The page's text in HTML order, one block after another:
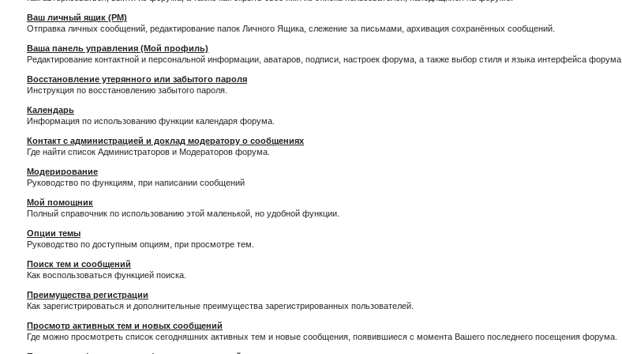
Ваш личный ящик (PM)
Отправка личных сообщений, редактирование папок Личного Ящика, слежение за письмами, архивация сохранённых сообщений.
Ваша панель управления (Мой профиль)
Редактирование контактной и персональной информации, аватаров, подписи, настроек форума, а также выбор стиля и языка интерфейса форума.
Восстановление утерянного или забытого пароля
Инструкция по восстановлению забытого пароля.
Календарь
Информация по использованию функции календаря форума.
Контакт с администрацией и доклад модератору о сообщениях
Где найти список Администраторов и Модераторов форума.
Модерирование
Руководство по функциям, при написании сообщений
Мой помощник
Полный справочник по использованию этой маленькой, но удобной функции.
Опции темы
Руководство по доступным опциям, при просмотре тем.
Поиск тем и сообщений
Как воспользоваться функцией поиска.
Преимущества регистрации
Как зарегистрироваться и дополнительные преимущества зарегистрированных пользователей.
Просмотр активных тем и новых сообщений
Где можно просмотреть список сегодняшних активных тем и новые сообщения, появившиеся с момента Вашего последнего посещения форума.